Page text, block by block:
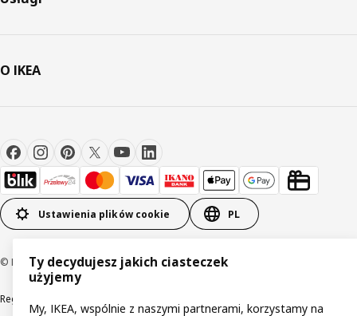
O IKEA
Ustawienia plików cookie PL
© Inter IKEA Systems B.V 1999-2026
Regulaminy
Ty decydujesz jakich ciasteczek
użyjemy
My, IKEA, wspólnie z naszymi partnerami, korzystamy na